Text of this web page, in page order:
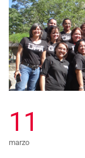
11
marzo